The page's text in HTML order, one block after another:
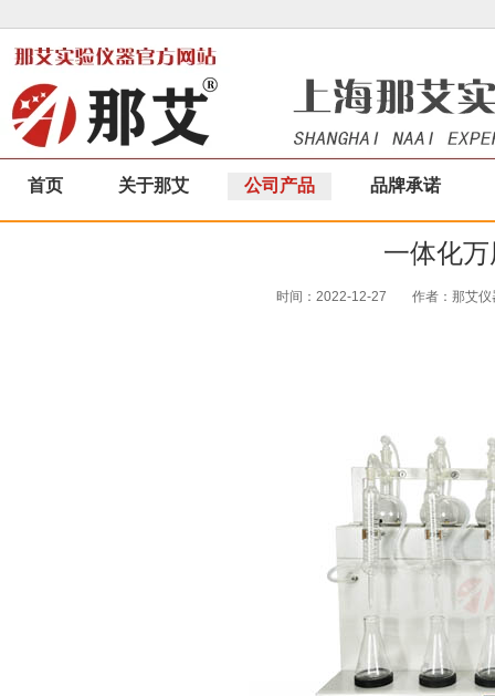
首页 关于那艾 公司产品 品牌承诺
一体化
时间：2022-12-27 作者：那艾